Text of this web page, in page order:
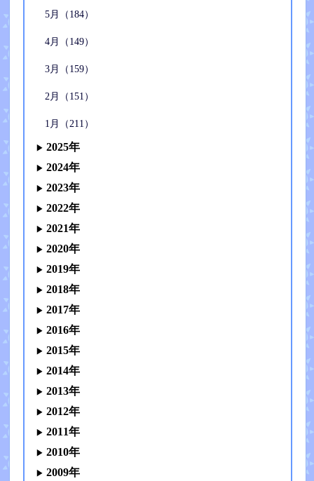
5月（184）
4月（149）
3月（159）
2月（151）
1月（211）
2025年
2024年
2023年
2022年
2021年
2020年
2019年
2018年
2017年
2016年
2015年
2014年
2013年
2012年
2011年
2010年
2009年